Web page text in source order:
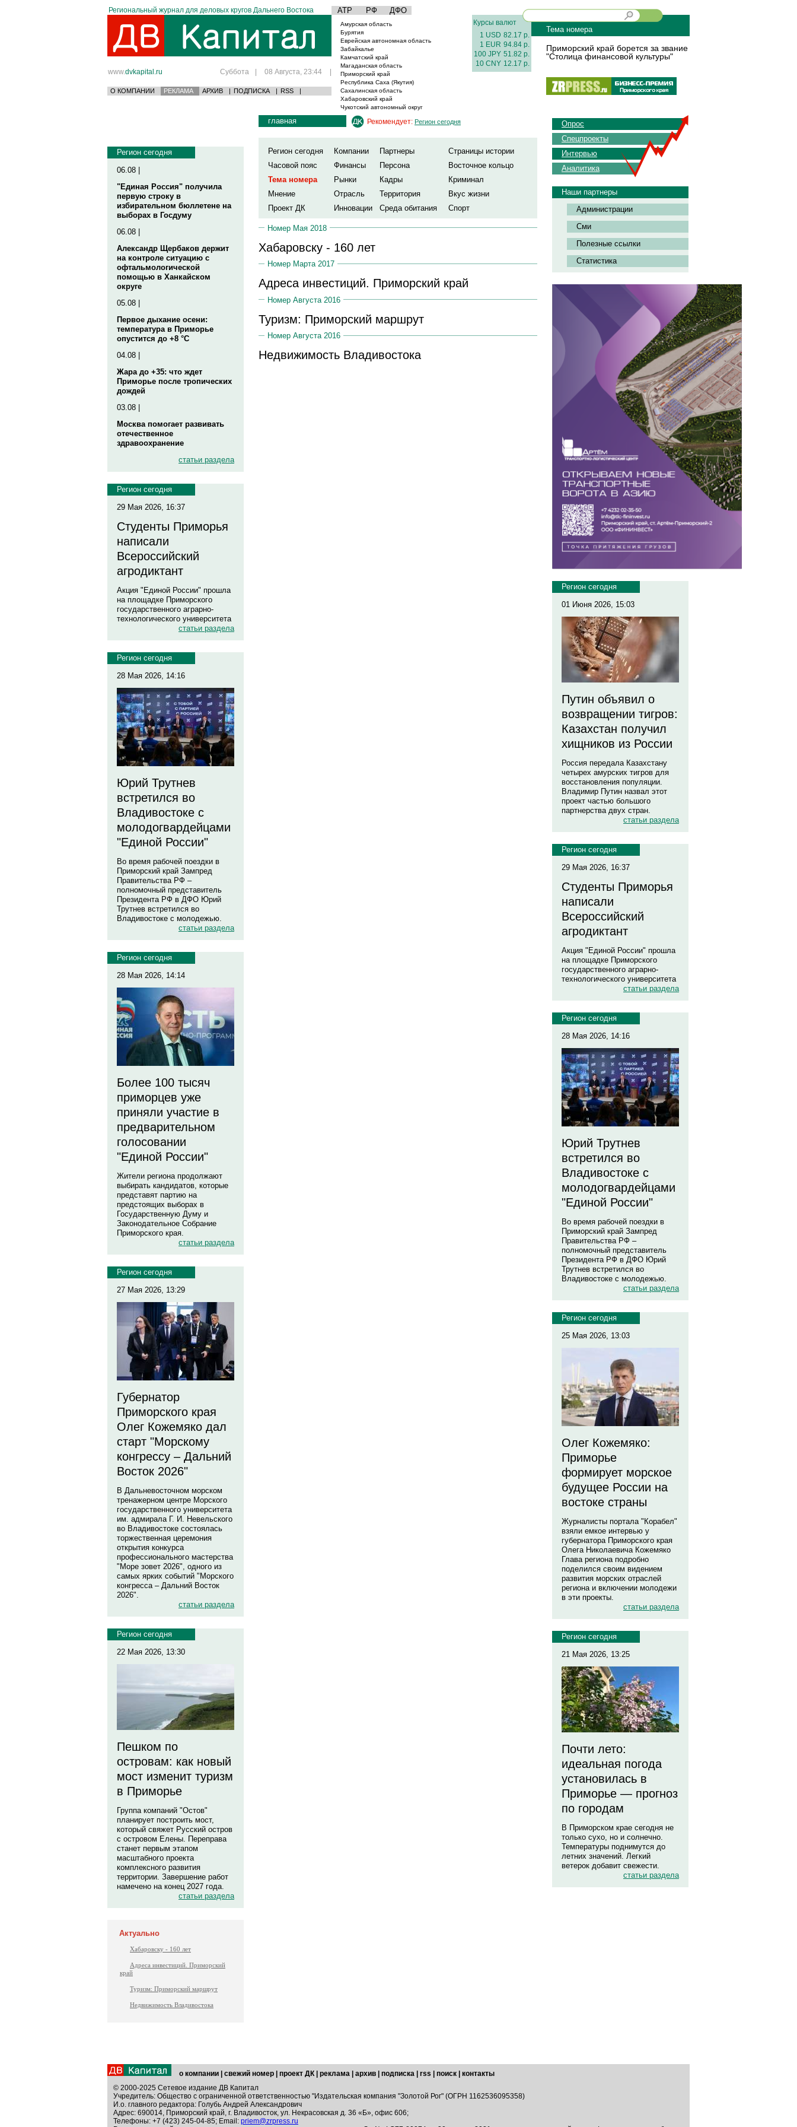
Региональный журнал для деловых кругов Дальнего Востока АТР РФ ДФО
www.dvkapital.ru Суббота | 08 Августа, 23:44 |
О КОМПАНИИ РЕКЛАМА АРХИВ | ПОДПИСКА | RSS |
Амурская область
Бурятия
Еврейская автономная область
Забайкалье
Камчатский край
Магаданская область
Приморский край
Республика Саха (Якутия)
Сахалинская область
Хабаровский край
Чукотский автономный округ
Курсы валют
1 USD 82.17 р.
1 EUR 94.84 р.
100 JPY 51.82 р.
10 CNY 12.17 р.
Тема номера
Приморский край борется за звание
"Столица финансовой культуры"
Регион сегодня
06.08 |
"Единая Россия" получила
первую строку в
избирательном бюллетене на
выборах в Госдуму
06.08 |
Александр Щербаков держит
на контроле ситуацию с
офтальмологической
помощью в Ханкайском
округе
05.08 |
Первое дыхание осени:
температура в Приморье
опустится до +8 °C
04.08 |
Жара до +35: что ждет
Приморье после тропических
дождей
03.08 |
Москва помогает развивать
отечественное
здравоохранение
статьи раздела
Регион сегодня
29 Мая 2026, 16:37
Студенты Приморья
написали
Всероссийский
агродиктант
Акция "Единой России" прошла
на площадке Приморского
государственного аграрно-
технологического университета
статьи раздела
Регион сегодня
28 Мая 2026, 14:16
Юрий Трутнев
встретился во
Владивостоке с
молодогвардейцами
"Единой России"
Во время рабочей поездки в
Приморский край Зампред
Правительства РФ –
полномочный представитель
Президента РФ в ДФО Юрий
Трутнев встретился во
Владивостоке с молодежью.
статьи раздела
Регион сегодня
28 Мая 2026, 14:14
Более 100 тысяч
приморцев уже
приняли участие в
предварительном
голосовании
"Единой России"
Жители региона продолжают
выбирать кандидатов, которые
представят партию на
предстоящих выборах в
Государственную Думу и
Законодательное Собрание
Приморского края.
статьи раздела
Регион сегодня
27 Мая 2026, 13:29
Губернатор
Приморского края
Олег Кожемяко дал
старт "Морскому
конгрессу – Дальний
Восток 2026"
В Дальневосточном морском
тренажерном центре Морского
государственного университета
им. адмирала Г. И. Невельского
во Владивостоке состоялась
торжественная церемония
открытия конкурса
профессионального мастерства
"Море зовет 2026", одного из
самых ярких событий "Морского
конгресса – Дальний Восток
2026".
статьи раздела
Регион сегодня
22 Мая 2026, 13:30
Пешком по
островам: как новый
мост изменит туризм
в Приморье
Группа компаний "Остов"
планирует построить мост,
который свяжет Русский остров
с островом Елены. Переправа
станет первым этапом
масштабного проекта
комплексного развития
территории. Завершение работ
намечено на конец 2027 года.
статьи раздела
Актуально
Хабаровску - 160 лет
Адреса инвестиций. Приморский
край
Туризм: Приморский маршрут
Недвижимость Владивостока
главная Рекомендует: Регион сегодня
Регион сегодня Компании Партнеры
Страницы истории
Часовой пояс
Финансы Персона
Восточное кольцо
Тема номера
Рынки Кадры
Криминал
Мнение
Отрасль Территория
Вкус жизни
Проект ДК
Инновации Среда обитания Спорт
Номер Мая 2018
Хабаровску - 160 лет
Номер Марта 2017
Адреса инвестиций. Приморский край
Номер Августа 2016
Туризм: Приморский маршрут
Номер Августа 2016
Недвижимость Владивостока
Опрос
Спецпроекты
Интервью
Аналитика
Наши партнеры
Администрации
Сми
Полезные ссылки
Статистика
Регион сегодня
01 Июня 2026, 15:03
Путин объявил о
возвращении тигров:
Казахстан получил
хищников из России
Россия передала Казахстану
четырех амурских тигров для
восстановления популяции.
Владимир Путин назвал этот
проект частью большого
партнерства двух стран.
статьи раздела
Регион сегодня
29 Мая 2026, 16:37
Студенты Приморья
написали
Всероссийский
агродиктант
Акция "Единой России" прошла
на площадке Приморского
государственного аграрно-
технологического университета
статьи раздела
Регион сегодня
28 Мая 2026, 14:16
Юрий Трутнев
встретился во
Владивостоке с
молодогвардейцами
"Единой России"
Во время рабочей поездки в
Приморский край Зампред
Правительства РФ –
полномочный представитель
Президента РФ в ДФО Юрий
Трутнев встретился во
Владивостоке с молодежью.
статьи раздела
Регион сегодня
25 Мая 2026, 13:03
Олег Кожемяко:
Приморье
формирует морское
будущее России на
востоке страны
Журналисты портала "Корабел"
взяли емкое интервью у
губернатора Приморского края
Олега Николаевича Кожемяко
Глава региона подробно
поделился своим видением
развития морских отраслей
региона и включении молодежи
в эти проекты.
статьи раздела
Регион сегодня
21 Мая 2026, 13:25
Почти лето:
идеальная погода
установилась в
Приморье — прогноз
по городам
В Приморском крае сегодня не
только сухо, но и солнечно.
Температуры поднимутся до
летних значений. Легкий
ветерок добавит свежести.
статьи раздела
о компании свежий номер проект ДК реклама архив подписка rss поиск
контакты
© 2000-2025 Сетевое издание ДВ Капитал
Учредитель: Общество с ограниченной ответственностью "Издательская компания "Золотой Рог" (ОГРН 1162536095358)
И.о. главного редактора: Голубь Андрей Александрович
Адрес: 690014, Приморский край, г. Владивосток, ул. Некрасовская д. 36 «Б», офис 606;
Телефоны: +7 (423) 245-04-85; Email: priem@zrpress.ru